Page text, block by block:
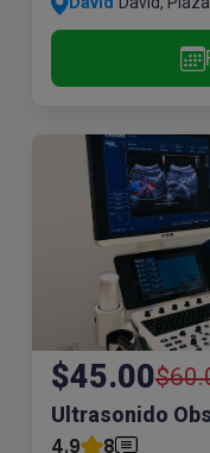
$45.00
Ultrasonido
4.9
8